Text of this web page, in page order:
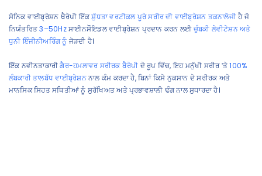
ਸੋਨਿਕ ਵਾਈਬ੍ਰੇਸ਼ਨ ਥੈਰੇਪੀ ਇੱਕਸ਼ੁੱਧਤਾ ਵਰਟੀਕਲ ਪੂਰੇ ਸਰੀਰ ਦੀ ਵਾਈਬ੍ਰੇਸ਼ਨ ਤਕਨਾਲੋਜੀਹੈ ਜੋ
ਨਿਯੰਤਰਿਤ3–50Hzਸਾਈਨਸੌਇਡਲ ਵਾਈਬ੍ਰੇਸ਼ਨ ਪ੍ਰਦਾਨ ਕਰਨ ਲਈਚੁੰਬਕੀ ਲੇਵੀਟੇਸ਼ਨ ਅਤੇ
ਧੁਨੀ ਇੰਜੀਨੀਅਰਿੰਗ ਨੂੰ ਜੋੜਦੀ ਹੈ।
ਇੱਕ ਨਵੀਨਤਾਕਾਰੀਗੈਰ-ਹਮਲਾਵਰ ਸਰੀਰਕ ਥੈਰੇਪੀ ਦੇ ਰੂਪ ਵਿੱਚ, ਇਹ ਮਨੁੱਖੀ ਸਰੀਰ 'ਤੇ100%
ਲੰਬਕਾਰੀ ਤਾਲਬੱਧ ਵਾਈਬ੍ਰੇਸ਼ਨਨਾਲ ਕੰਮ ਕਰਦਾ ਹੈ, ਬਿਨਾਂ ਕਿਸੇ ਨੁਕਸਾਨ ਦੇ ਸਰੀਰਕ ਅਤੇ
ਮਾਨਸਿਕ ਸਿਹਤ ਸਥਿਤੀਆਂ ਨੂੰ ਸੁਰੱਖਿਅਤ ਅਤੇ ਪ੍ਰਭਾਵਸ਼ਾਲੀ ਢੰਗ ਨਾਲ ਸੁਧਾਰਦਾ ਹੈ।